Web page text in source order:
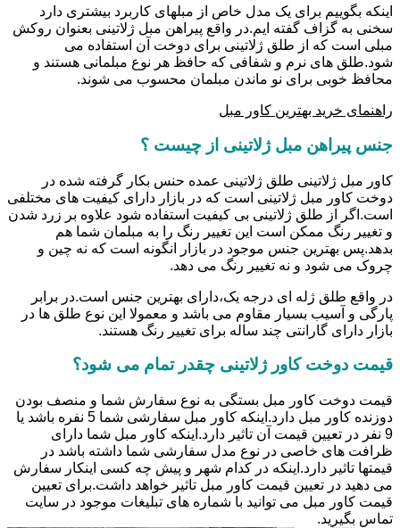
اینکه بگوییم برای یک مدل خاص از مبلهای کاربرد بیشتری دارد
سخنی به گزاف گفته ایم.در واقع پیراهن مبل ژلاتینی بعنوان روکش
مبلی است که از طلق ژلاتینی برای دوخت آن استفاده می
شود.طلق های نرم و شفافی که حافظ هر نوع مبلمانی هستند و
محافظ خوبی برای نو ماندن مبلمان محسوب می شوند.
راهنمای خرید بهترین کاور مبل
جنس پیراهن مبل ژلاتینی از چیست ؟
کاور مبل ژلاتینی طلق ژلاتینی عمده حنس بکار گرفته شده در
دوخت کاور مبل ژلاتینی است که در بازار دارای کیفیت های مختلفی
است.اگر از طلق ژلاتینی بی کیفیت استفاده شود علاوه بر زرد شدن
و تغییر رنگ ممکن است این تغییر رنگ را به مبلمان شما هم
بدهد.پس بهترین جنس موجود در بازار انگونه است که نه چین و
چروک می شود و نه تغییر رنگ می دهد.
در واقع طلق ژله ای درجه یک،دارای بهترین جنس است.در برابر
پارگی و آسیب بسیار مقاوم می باشد و معمولا این نوع طلق ها در
بازار دارای گارانتی چند ساله برای تغییر رنگ هستند.
قیمت دوخت کاور ژلاتینی چقدر تمام می شود؟
قیمت دوخت کاور مبل بستگی به نوع سفارش شما و منصف بودن
دوزنده کاور مبل دارد.اینکه کاور مبل سفارشی شما 5 نفره باشد یا
9 نفر در تعیین قیمت آن تاثیر دارد.اینکه کاور مبل شما دارای
ظرافت های خاصی در نوع مدل سفارشی شما داشته باشد در
قیمتها تاثیر دارد.اینکه در کدام شهر و پیش چه کسی اینکار سفارش
می دهید در تعیین قیمت کاور مبل تاثیر خواهد داشت.برای تعیین
قیمت کاور مبل می توانید با شماره های تبلیغات موجود در سایت
تماس بگیرید.